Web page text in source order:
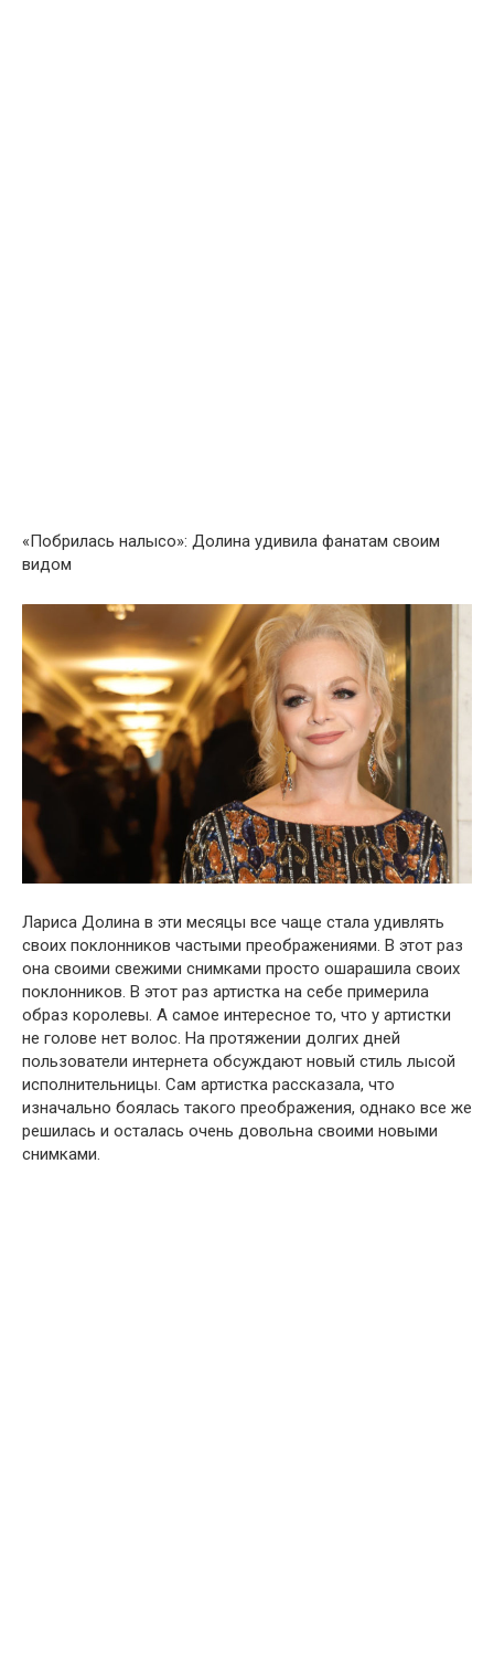
«Побрилась налысо»: Долина удивила фанатам своим
видом
Лариса Долина в эти месяцы все чаще стала удивлять
своих поклонников частыми преображениями. В этот раз
она своими свежими снимками просто ошарашила своих
поклонников. В этот раз артистка на себе примерила
образ королевы. А самое интересное то, что у артистки
не голове нет волос. На протяжении долгих дней
пользователи интернета обсуждают новый стиль лысой
исполнительницы. Сам артистка рассказала, что
изначально боялась такого преображения, однако все же
решилась и осталась очень довольна своими новыми
снимками.